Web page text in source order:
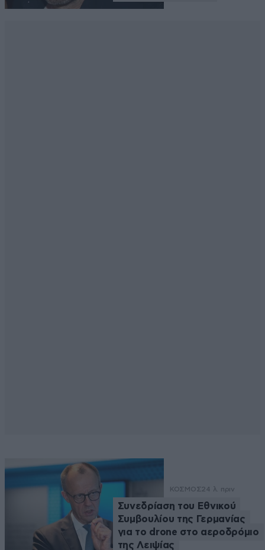
ΚΟΣΜΟΣ24 λ. πριν
Συνεδρίαση του Εθνικού
Συμβουλίου της Γερμανίας
για το drone στο αεροδρόμιο
της Λειψίας